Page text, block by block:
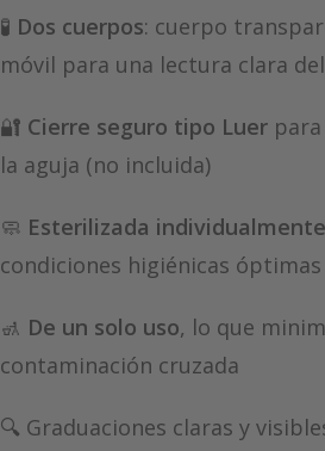
🧪 Dos cuerpos: cuerpo
móvil para una lectura clara
🔐 Cierre seguro tipo Luer
la aguja (no incluida)
🧼 Esterilizada individualmente
condiciones higiénicas óptimas
🚮 De un solo uso, lo que
contaminación cruzada
🔍 Graduaciones claras y